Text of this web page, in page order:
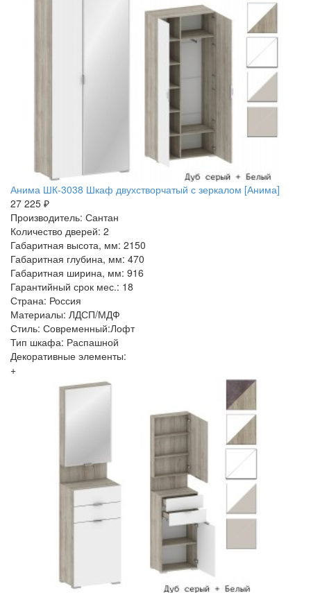
Анима ШК-3038 Шкаф двухстворчатый с зеркалом [Анима]
27 225 ₽
Производитель: Сантан
Количество дверей: 2
Габаритная высота, мм: 2150
Габаритная глубина, мм: 470
Габаритная ширина, мм: 916
Гарантийный срок мес.: 18
Страна: Россия
Материалы: ЛДСП/МДФ
Стиль: Современный:Лофт
Тип шкафа: Распашной
Декоративные элементы:
+